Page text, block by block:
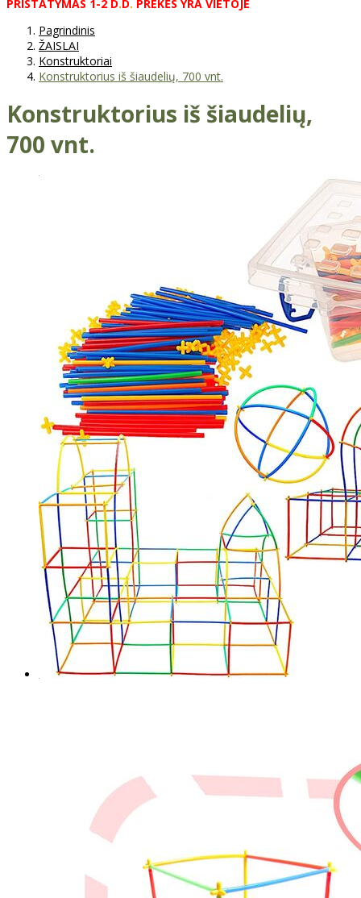
PRISTATYMAS 1-2 D. D. PREKĖS YRA VIETOJE
Pagrindinis
ŽAISLAI
Konstruktoriai
Konstruktorius iš šiaudelių, 700 vnt.
Konstruktorius iš šiaudelių,
700 vnt.